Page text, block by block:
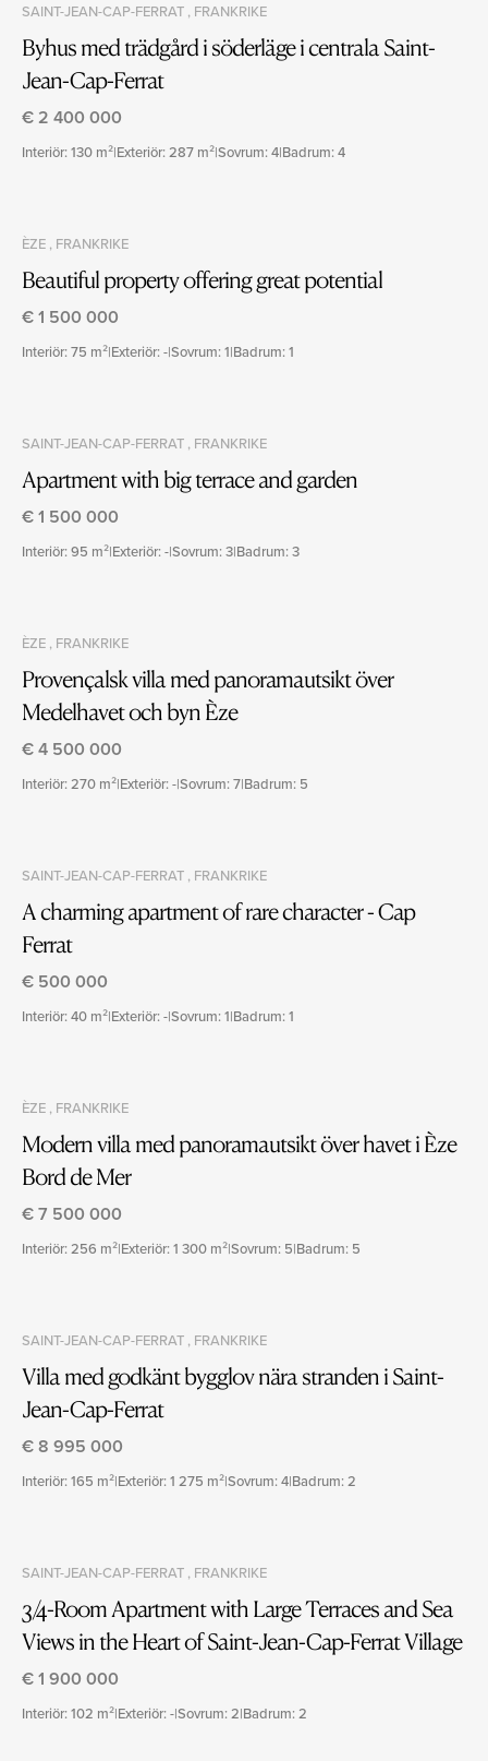
SAINT-JEAN-CAP-FERRAT , FRANKRIKE
Byhus med trädgård i söderläge i centrala Saint-
Jean-Cap-Ferrat
€ 2 400 000
Interiör: 130 m²|Exteriör: 287 m²|Sovrum: 4|Badrum: 4
ÈZE , FRANKRIKE
Beautiful property offering great potential
€ 1 500 000
Interiör: 75 m²|Exteriör: -|Sovrum: 1|Badrum: 1
SAINT-JEAN-CAP-FERRAT , FRANKRIKE
Apartment with big terrace and garden
€ 1 500 000
Interiör: 95 m²|Exteriör: -|Sovrum: 3|Badrum: 3
ÈZE , FRANKRIKE
Provençalsk villa med panoramautsikt över
Medelhavet och byn Èze
€ 4 500 000
Interiör: 270 m²|Exteriör: -|Sovrum: 7|Badrum: 5
SAINT-JEAN-CAP-FERRAT , FRANKRIKE
A charming apartment of rare character - Cap
Ferrat
€ 500 000
Interiör: 40 m²|Exteriör: -|Sovrum: 1|Badrum: 1
ÈZE , FRANKRIKE
Modern villa med panoramautsikt över havet i Èze
Bord de Mer
€ 7 500 000
Interiör: 256 m²|Exteriör: 1 300 m²|Sovrum: 5|Badrum: 5
SAINT-JEAN-CAP-FERRAT , FRANKRIKE
Villa med godkänt bygglov nära stranden i Saint-
Jean-Cap-Ferrat
€ 8 995 000
Interiör: 165 m²|Exteriör: 1 275 m²|Sovrum: 4|Badrum: 2
SAINT-JEAN-CAP-FERRAT , FRANKRIKE
3/4-Room Apartment with Large Terraces and Sea
Views in the Heart of Saint-Jean-Cap-Ferrat Village
€ 1 900 000
Interiör: 102 m²|Exteriör: -|Sovrum: 2|Badrum: 2